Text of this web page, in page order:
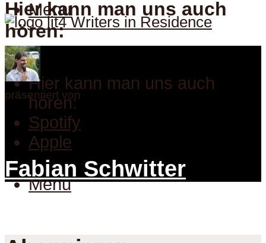
Menu
Hier kann man uns auch
hören:
Hier kann man uns auch
hören:
Spotify
Apple
Menu
präsentiert von
Fabian Schwitter